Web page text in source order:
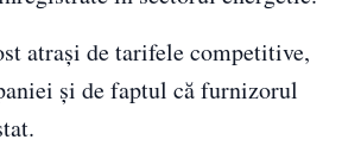
atrași de tarifele competitive,
și de faptul că furnizorul